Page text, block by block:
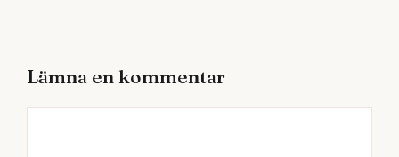
Lämna en kommentar